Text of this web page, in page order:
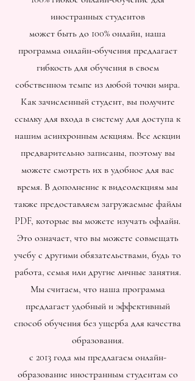
иностранных студентов
может быть до 100% онлайн, наша
программа онлайн-обучения предлагает
гибкость для обучения в своем
собственном темпе из любой точки мира.
Как зачисленный студент, вы получите
ссылку для входа в систему для доступа к
нашим асинхронным лекциям. Все лекции
предварительно записаны, поэтому вы
можете смотреть их в удобное для вас
время. В дополнение к видеолекциям мы
также предоставляем загружаемые файлы
PDF, которые вы можете изучать офлайн.
Это означает, что вы можете совмещать
учебу с другими обязательствами, будь то
работа, семья или другие личные занятия.
Мы считаем, что наша программа
предлагает удобный и эффективный
способ обучения без ущерба для качества
образования.
с 2013 года мы предлагаем онлайн-
образование иностранным студентам со